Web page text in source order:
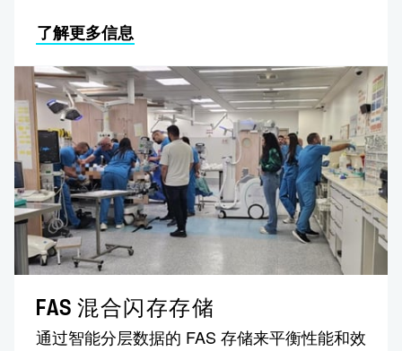
了解更多信息
FAS 混合闪存存储
通过智能分层数据的 FAS 存储来平衡性能和效